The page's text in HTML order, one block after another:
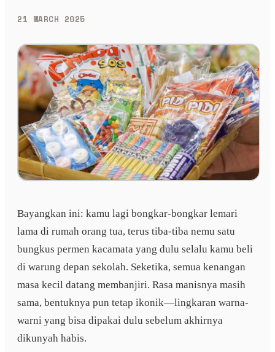
21 MARCH 2025
Bayangkan ini: kamu lagi bongkar-bongkar lemari
lama di rumah orang tua, terus tiba-tiba nemu satu
bungkus permen kacamata yang dulu selalu kamu beli
di warung depan sekolah. Seketika, semua kenangan
masa kecil datang membanjiri. Rasa manisnya masih
sama, bentuknya pun tetap ikonik—lingkaran warna-
warni yang bisa dipakai dulu sebelum akhirnya
dikunyah habis.